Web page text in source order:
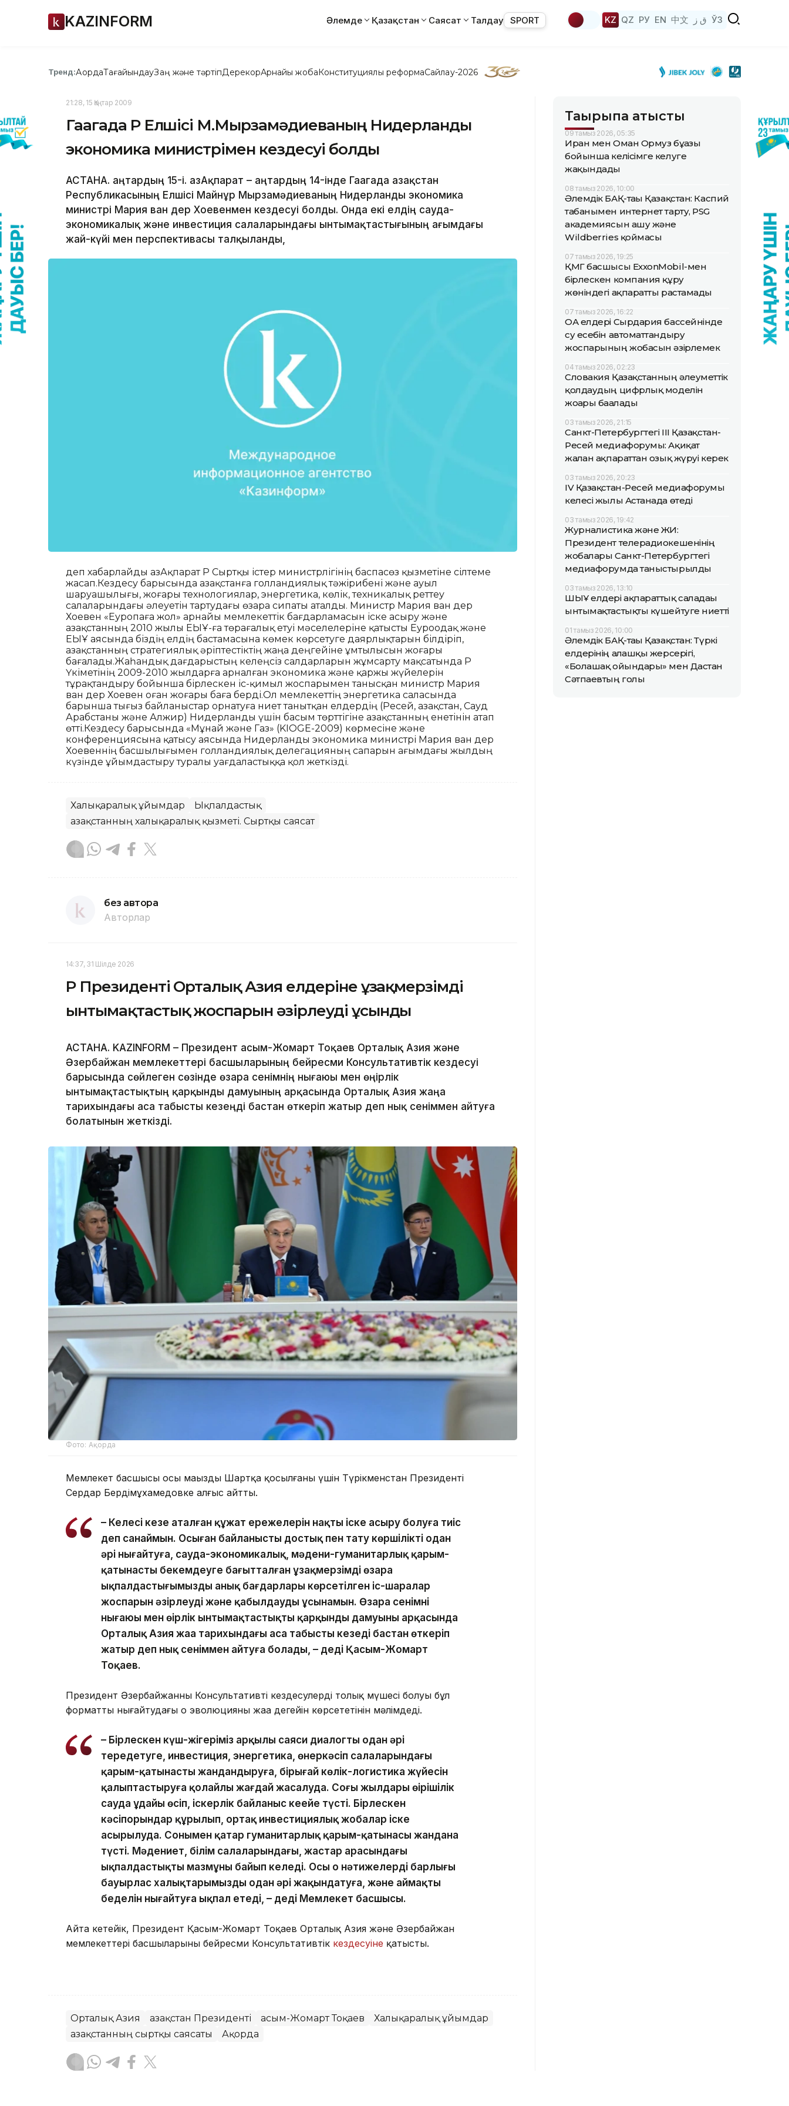
KAZINFORM Әлемде Қазақстан Саясат Талдау SPORT KZ QZ РУ EN 中文 ق ز ЎЗ
Тренд:АқордаТағайындауЗаң және тәртіпДерекқорАрнайы жобаКонституциялық реформаСайлау-2026
21:28, 15 Қаңтар 2009
Гаагада ҚР Елшісі М.Мырзамәдиеваның Нидерланды
экономика министрімен кездесуі болды
АСТАНА. Қаңтардың 15-і. ҚазАқпарат – Қаңтардың 14-інде Гаагада Қазақстан
Республикасының Елшісі Майнұр Мырзамәдиеваның Нидерланды экономика
министрі Мария ван дер Хоевенмен кездесуі болды. Онда екі елдің сауда-
экономикалық және инвестиция салаларындағы ынтымақтастығының ағымдағы
жай-күйі мен перспективасы талқыланды,
деп хабарлайды ҚазАқпарат ҚР Сыртқы істер министрлігінің баспасөз қызметіне сілтеме
жасап.Кездесу барысында Қазақстанға голландиялық тәжірибені және ауыл
шаруашылығы, жоғары технологиялар, энергетика, көлік, техникалық реттеу
салаларындағы әлеуетін тартудағы өзара сипаты аталды. Министр Мария ван дер
Хоевен «Еуропаға жол» арнайы мемлекеттік бағдарламасын іске асыру және
Қазақстанның 2010 жылы ЕҚЫҰ-ға төрағалық етуі мәселелеріне қатысты Еуроодақ және
ЕҚЫҰ аясында біздің елдің бастамасына көмек көрсетуге даярлықтарын білдіріп,
Қазақстанның стратегиялық әріптестіктің жаңа деңгейіне ұмтылысын жоғары
бағалады.Жаһандық дағдарыстың келеңсіз салдарларын жұмсарту мақсатында ҚР
Үкіметінің 2009-2010 жылдарға арналған экономика және қаржы жүйелерін
тұрақтандыру бойынша бірлескен іс-қимыл жоспарымен танысқан министр Мария
ван дер Хоевен оған жоғары баға берді.Ол мемлекеттің энергетика саласында
барынша тығыз байланыстар орнатуға ниет танытқан елдердің (Ресей, Қазақстан, Сауд
Арабстаны және Алжир) Нидерланды үшін басым төрттігіне Қазақстанның енетінін атап
өтті.Кездесу барысында «Мұнай және Газ» (KIOGE-2009) көрмесіне және
конференциясына қатысу аясында Нидерланды экономика министрі Мария ван дер
Хоевеннің басшылығымен голландиялық делегацияның сапарын ағымдағы жылдың
күзінде ұйымдастыру туралы уағдаластыққа қол жеткізді.
Халықаралық ұйымдар
Ықпалдастық
Қазақстанның халықаралық қызметі. Сыртқы саясат
без автора
Авторлар
14:37, 31 Шілде 2026
ҚР Президенті Орталық Азия елдеріне ұзақмерзімді
ынтымақтастық жоспарын әзірлеуді ұсынды
АСТАНА. KAZINFORM – Президент Қасым-Жомарт Тоқаев Орталық Азия және
Әзербайжан мемлекеттері басшыларының бейресми Консультативтік кездесуі
барысында сөйлеген сөзінде өзара сенімнің нығаюы мен өңірлік
ынтымақтастықтың қарқынды дамуының арқасында Орталық Азия жаңа
тарихындағы аса табысты кезеңді бастан өткеріп жатыр деп нық сеніммен айтуға
болатынын жеткізді.
Фото: Ақорда
Мемлекет басшысы осы маңызды Шартқа қосылғаны үшін Түрікменстан Президенті
Сердар Бердімұхамедовке алғыс айтты.
– Келесі кезең аталған құжат ережелерін нақты іске асыру болуға тиіс
деп санаймын. Осыған байланысты достық пен тату көршілікті одан
әрі нығайтуға, сауда-экономикалық, мәдени-гуманитарлық қарым-
қатынасты бекемдеуге бағытталған ұзақмерзімді өзара
ықпалдастығымыздың анық бағдарлары көрсетілген іс-шаралар
жоспарын әзірлеуді және қабылдауды ұсынамын. Өзара сенімнің
нығаюы мен өңірлік ынтымақтастықтың қарқынды дамуының арқасында
Орталық Азия жаңа тарихындағы аса табысты кезеңді бастан өткеріп
жатыр деп нық сеніммен айтуға болады, – деді Қасым-Жомарт
Тоқаев.
Президент Әзербайжанның Консультативті кездесулердің толық мүшесі болуы бұл
форматты нығайтудағы оң эволюцияның жаңа деңгейін көрсететінін мәлімдеді.
– Бірлескен күш-жігеріміз арқылы саяси диалогты одан әрі
тереңдетуге, инвестиция, энергетика, өнеркәсіп салаларындағы
қарым-қатынасты жандандыруға, бірыңғай көлік-логистика жүйесін
қалыптастыруға қолайлы жағдай жасалуда. Соңғы жылдары өңірішілік
сауда ұдайы өсіп, іскерлік байланыс кеңейе түсті. Бірлескен
кәсіпорындар құрылып, ортақ инвестициялық жобалар іске
асырылуда. Сонымен қатар гуманитарлық қарым-қатынасы жандана
түсті. Мәдениет, білім салаларындағы, жастар арасындағы
ықпалдастықтың мазмұны байып келеді. Осы оң нәтижелердің барлығы
бауырлас халықтарымызды одан әрі жақындатуға, және аймақтың
беделін нығайтуға ықпал етеді, – деді Мемлекет басшысы.
Айта кетейік, Президент Қасым-Жомарт Тоқаев Орталық Азия және Әзербайжан
мемлекеттері басшыларының бейресми Консультативтік кездесуіне қатысты.
Орталық Азия Қазақстан Президенті Қасым-Жомарт Тоқаев
Халықаралық ұйымдар
Қазақстанның сыртқы саясаты
Ақорда
Тақырыпқа қатысты
09 тамыз 2026, 05:35
Иран мен Оман Ормуз бұғазы
бойынша келісімге келуге
жақындады
08 тамыз 2026, 10:00
Әлемдік БАҚ-тағы Қазақстан: Каспий
табанымен интернет тарту, PSG
академиясын ашу және
Wildberries қоймасы
07 тамыз 2026, 19:25
ҚМГ басшысы ExxonMobil-мен
бірлескен компания құру
жөніндегі ақпаратты растамады
07 тамыз 2026, 16:22
ОА елдері Сырдария бассейнінде
су есебін автоматтандыру
жоспарының жобасын әзірлемек
04 тамыз 2026, 02:23
Словакия Қазақстанның әлеуметтік
қолдаудың цифрлық моделін
жоғары бағалады
03 тамыз 2026, 21:15
Санкт-Петербургтегі III Қазақстан-
Ресей медиафорумы: Ақиқат
жалған ақпараттан озық жүруі керек
03 тамыз 2026, 20:23
IV Қазақстан-Ресей медиафорумы
келесі жылы Астанада өтеді
03 тамыз 2026, 19:42
Журналистика және ЖИ:
Президент телерадиокешенінің
жобалары Санкт-Петербургтегі
медиафорумда таныстырылды
03 тамыз 2026, 13:10
ШЫҰ елдері ақпараттық саладағы
ынтымақтастықты күшейтуге ниетті
01 тамыз 2026, 10:00
Әлемдік БАҚ-тағы Қазақстан: Түркі
елдерінің алғашқы жерсерігі,
«Болашақ ойындары» мен Дастан
Сәтпаевтың голы